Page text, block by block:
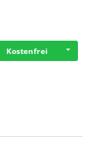
Kostenfrei